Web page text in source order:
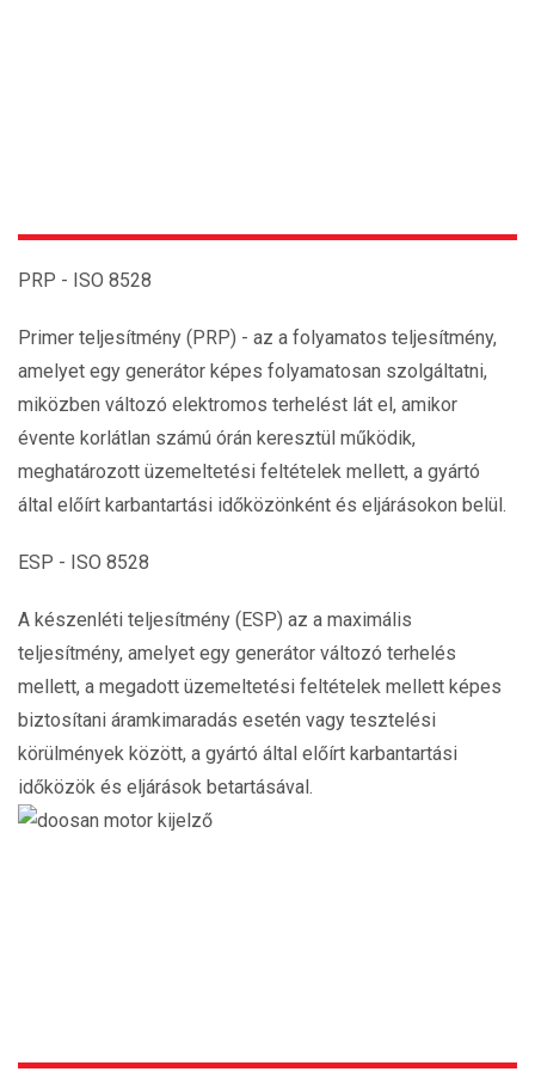
PRP - ISO 8528
Primer teljesítmény (PRP) - az a folyamatos teljesítmény,
amelyet egy generátor képes folyamatosan szolgáltatni,
miközben változó elektromos terhelést lát el, amikor
évente korlátlan számú órán keresztül működik,
meghatározott üzemeltetési feltételek mellett, a gyártó
által előírt karbantartási időközönként és eljárásokon belül.
ESP - ISO 8528
A készenléti teljesítmény (ESP) az a maximális
teljesítmény, amelyet egy generátor változó terhelés
mellett, a megadott üzemeltetési feltételek mellett képes
biztosítani áramkimaradás esetén vagy tesztelési
körülmények között, a gyártó által előírt karbantartási
időközök és eljárások betartásával.